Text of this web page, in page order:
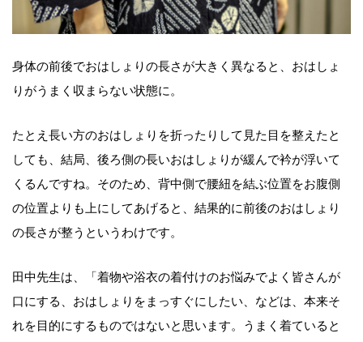
身体の前後でおはしょりの長さが大きく異なると、おはしょ
りがうまく収まらない状態に。
たとえ長い方のおはしょりを折ったりして見た目を整えたと
しても、結局、後ろ側の長いおはしょりが緩んで衿が浮いて
くるんですね。そのため、背中側で腰紐を結ぶ位置をお腹側
の位置よりも上にしてあげると、結果的に前後のおはしょり
の長さが整うというわけです。
田中先生は、「着物や浴衣の着付けのお悩みでよく皆さんが
口にする、おはしょりをまっすぐにしたい、などは、本来そ
れを目的にするものではないと思います。うまく着ていると